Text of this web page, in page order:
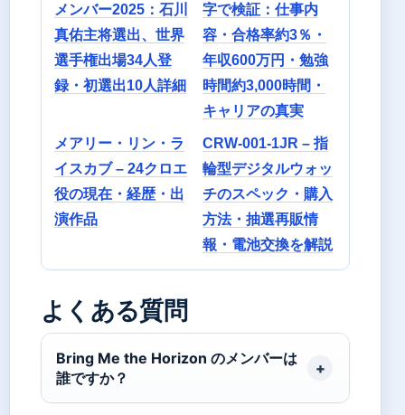
メンバー2025：石川
真佑主将選出、世界
選手権出場34人登
録・初選出10人詳細
字で検証：仕事内
容・合格率約3％・
年収600万円・勉強
時間約3,000時間・
キャリアの真実
メアリー・リン・ラ
イスカブ – 24クロエ
役の現在・経歴・出
演作品
CRW-001-1JR – 指
輪型デジタルウォッ
チのスペック・購入
方法・抽選再販情
報・電池交換を解説
よくある質問
Bring Me the Horizon のメンバーは
誰ですか？